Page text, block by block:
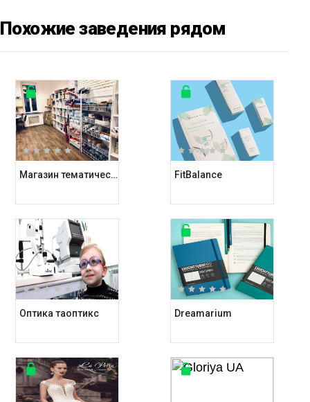
Похожие заведения рядом
Магазин тематических подарков Kashalot FitBalance
Оптика таоптикс Dreamarium